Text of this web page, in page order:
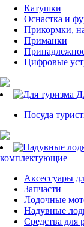
Катушки
Оснастка и
Прикормки,
Приманки
Цифровые
Посуда
комплектующие
Аксессуары
Запчасти
Лодочные
Надувные
Средства для